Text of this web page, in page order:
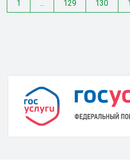
1 ... 129 130